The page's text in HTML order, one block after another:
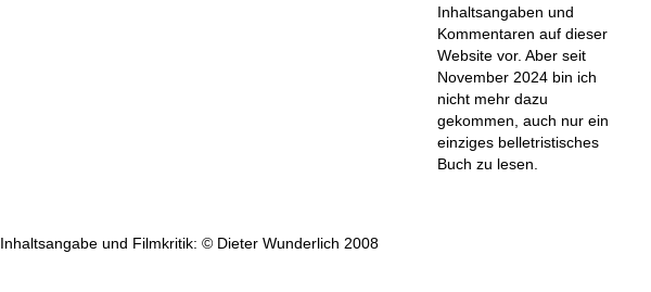
Inhaltsangabe und Filmkritik: © Dieter Wunderlich 2008
Inhaltsangaben und
Kommentaren auf dieser
Website vor. Aber seit
November 2024 bin ich
nicht mehr dazu
gekommen, auch nur ein
einziges belletristisches
Buch zu lesen.